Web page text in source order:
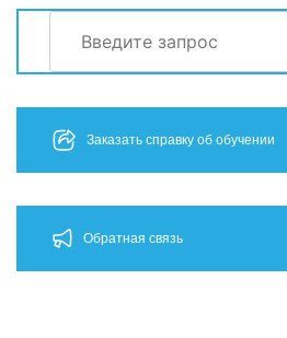
СЕРВИСЫ
Заказать справку об обучении
Обратная связь